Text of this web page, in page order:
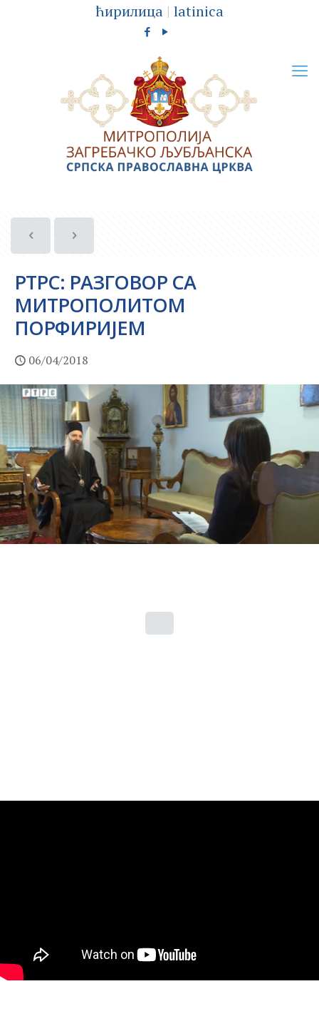
ћирилица | latinica
РТРС: РАЗГОВОР СА
МИТРОПОЛИТОМ
ПОРФИРИЈЕМ
06/04/2018